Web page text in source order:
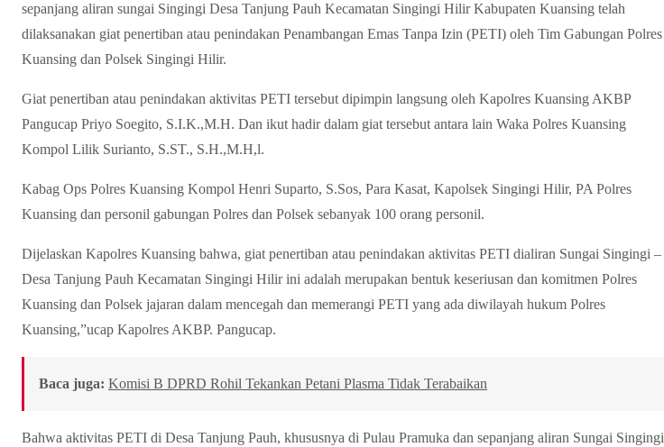
sepanjang aliran sungai Singingi Desa Tanjung Pauh Kecamatan Singingi Hilir Kabupaten Kuansing telah
dilaksanakan giat penertiban atau penindakan Penambangan Emas Tanpa Izin (PETI) oleh Tim Gabungan Polres
Kuansing dan Polsek Singingi Hilir.
Giat penertiban atau penindakan aktivitas PETI tersebut dipimpin langsung oleh Kapolres Kuansing AKBP
Pangucap Priyo Soegito, S.I.K.,M.H. Dan ikut hadir dalam giat tersebut antara lain Waka Polres Kuansing
Kompol Lilik Surianto, S.ST., S.H.,M.H,l.
Kabag Ops Polres Kuansing Kompol Henri Suparto, S.Sos, Para Kasat, Kapolsek Singingi Hilir, PA Polres
Kuansing dan personil gabungan Polres dan Polsek sebanyak 100 orang personil.
Dijelaskan Kapolres Kuansing bahwa, giat penertiban atau penindakan aktivitas PETI dialiran Sungai Singingi –
Desa Tanjung Pauh Kecamatan Singingi Hilir ini adalah merupakan bentuk keseriusan dan komitmen Polres
Kuansing dan Polsek jajaran dalam mencegah dan memerangi PETI yang ada diwilayah hukum Polres
Kuansing,”ucap Kapolres AKBP. Pangucap.
Baca juga: Komisi B DPRD Rohil Tekankan Petani Plasma Tidak Terabaikan
Bahwa aktivitas PETI di Desa Tanjung Pauh, khususnya di Pulau Pramuka dan sepanjang aliran Sungai Singingi